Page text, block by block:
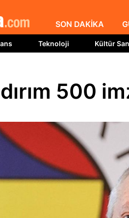
SON DAKİKA
Teknoloji Kültür
500